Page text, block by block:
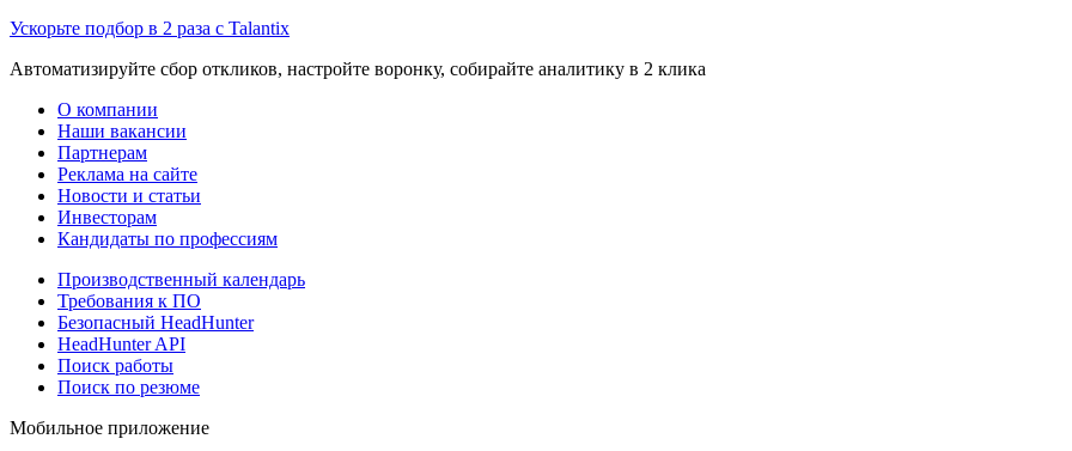
Ускорьте подбор в 2 раза с Talantix
Автоматизируйте сбор откликов, настройте воронку, собирайте аналитику в 2 клика
О компании
Наши вакансии
Партнерам
Реклама на сайте
Новости и статьи
Инвесторам
Кандидаты по профессиям
Производственный календарь
Требования к ПО
Безопасный HeadHunter
HeadHunter API
Поиск работы
Поиск по резюме
Мобильное приложение